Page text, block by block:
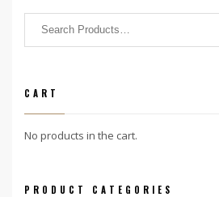
CART
No products in the cart.
PRODUCT CATEGORIES